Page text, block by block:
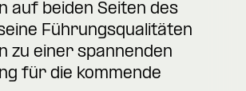
auf beiden Seiten des
Führungsqualitäten
zu einer spannenden
für die kommende